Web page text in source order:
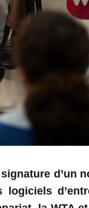
d’un
logiciels